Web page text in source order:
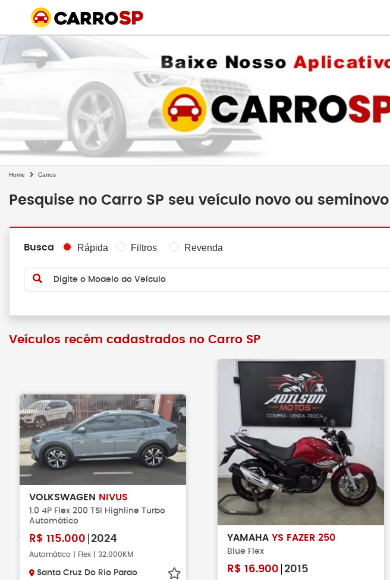
Home Carros
Pesquise no Carro SP seu veículo novo ou seminovo
Busca Rápida Filtros Revenda
Digite o Modelo do Veículo
Veículos recém cadastrados no Carro SP
VOLKSWAGEN NIVUS
1.0 4P Flex 200 TSI Highline Turbo
Automático
R$ 115.000 2024
Automático | Flex | 32.000KM
Santa Cruz Do Rio Pardo
YAMAHA YS FAZER 250
Blue Flex
R$ 16.900 2015